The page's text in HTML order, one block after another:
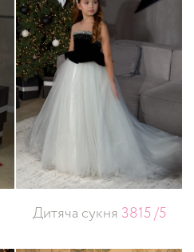
Дитяча сукня 3815 /5